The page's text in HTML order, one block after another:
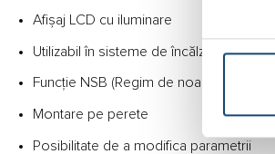
Afișaj LCD cu iluminare
Utilizabil în sisteme de încălzire sau
Funcție NSB (Regim de noapte)
Montare pe perete
Posibilitate de a modifica parametrii